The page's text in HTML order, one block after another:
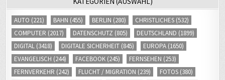
AUTO (221) BAHN (455) BERLIN (280) CHRISTLICHES (532)
COMPUTER (2017) DATENSCHUTZ (805) DEUTSCHLAND (1899)
DIGITAL (3418) DIGITALE SICHERHEIT (845) EUROPA (1650)
EVANGELISCH (244) FACEBOOK (245) FERNSEHEN (253)
FERNVERKEHR (242) FLUCHT / MIGRATION (239) FOTOS (380)